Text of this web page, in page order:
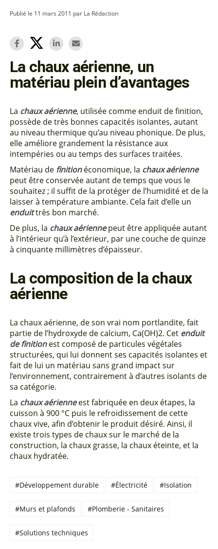
Publié le 11 mars 2011 par La Rédaction
La chaux aérienne, un
matériau plein d’avantages
La chaux aérienne, utilisée comme enduit de finition,
possède de très bonnes capacités isolantes, autant
au niveau thermique qu’au niveau phonique. De plus,
elle améliore grandement la résistance aux
intempéries ou au temps des surfaces traitées.
Matériau de finitionéconomique, la chaux aérienne
peut être conservée autant de temps que vous le
souhaitez ; il suffit de la protéger de l’humidité et de la
laisser à température ambiante. Cela fait d’elle un
enduittrès bon marché.
De plus, la chaux aériennepeut être appliquée autant
à l’intérieur qu’à l’extérieur, par une couche de quinze
à cinquante millimètres d’épaisseur.
La composition de la chaux
aérienne
La chaux aérienne, de son vrai nom portlandite, fait
partie de l’hydroxyde de calcium, Ca(OH)2. Cet enduit
de finitionest composé de particules végétales
structurées, qui lui donnent ses capacités isolantes et
fait de lui un matériau sans grand impact sur
l’environnement, contrairement à d’autres isolants de
sa catégorie.
La chaux aérienneest fabriquée en deux étapes, la
cuisson à 900 °C puis le refroidissement de cette
chaux vive, afin d’obtenir le produit désiré. Ainsi, il
existe trois types de chaux sur le marché de la
construction, la chaux grasse, la chaux éteinte, et la
chaux hydratée.
#Développement durable #Électricité #Isolation
#Murs et plafonds #Plomberie - Sanitaires
#Solutions techniques